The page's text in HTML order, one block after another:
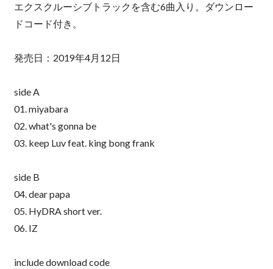
エクスクルーシブトラックを含む6曲入り。ダウンロー
ドコード付き。
発売日：2019年4月12日
side A
01. miyabara
02. what's gonna be
03. keep Luv feat. king bong frank
side B
04. dear papa
05. HyDRA short ver.
06. IZ
include download code